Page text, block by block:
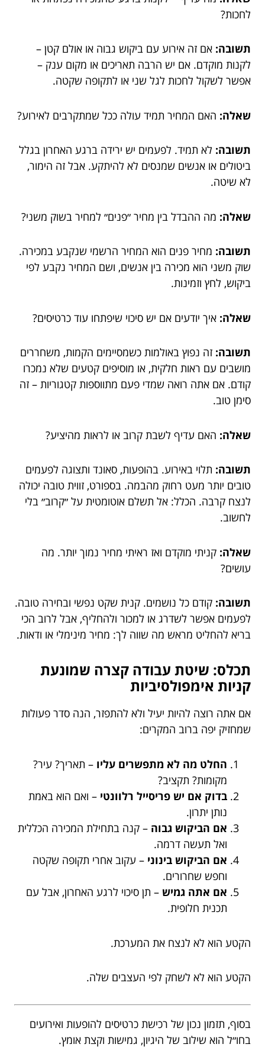
לחכות?
תשובה: אם זה אירוע עם ביקוש גבוה או אולם קטן –
לקנות מוקדם. אם יש הרבה תאריכים או מקום ענק –
אפשר לשקול לחכות לגל שני או לתקופה שקטה.
שאלה: האם המחיר תמיד עולה ככל שמתקרבים לאירוע?
תשובה: לא תמיד. לפעמים יש ירידה ברגע האחרון בגלל
ביטולים או אנשים שמנסים לא להיתקע. אבל זה הימור,
לא שיטה.
שאלה: מה ההבדל בין מחיר ״פנים״ למחיר בשוק משני?
תשובה: מחיר פנים הוא המחיר הרשמי שנקבע במכירה.
שוק משני הוא מכירה בין אנשים, ושם המחיר נקבע לפי
ביקוש, לחץ וזמינות.
שאלה: איך יודעים אם יש סיכוי שיפתחו עוד כרטיסים?
תשובה: זה נפוץ באולמות כשמסיימים הקמות, משחררים
מושבים עם ראות חלקית, או מוסיפים קטעים שלא נמכרו
קודם. אם אתה רואה שמדי פעם מתווספות קטגוריות – זה
סימן טוב.
שאלה: האם עדיף לשבת קרוב או לראות מהיציע?
תשובה: תלוי באירוע. בהופעות, סאונד ותצוגה לפעמים
טובים יותר מעט רחוק מהבמה. בספורט, זווית טובה יכולה
לנצח קרבה. הכלל: אל תשלם אוטומטית על ״קרוב״ בלי
לחשוב.
שאלה: קניתי מוקדם ואז ראיתי מחיר נמוך יותר. מה
עושים?
תשובה: קודם כל נושמים. קנית שקט נפשי ובחירה טובה.
לפעמים אפשר לשדרג או למכור ולהחליף, אבל לרוב הכי
בריא להחליט מראש מה שווה לך: מחיר מינימלי או ודאות.
תכלס: שיטת עבודה קצרה שמונעת
קניות אימפולסיביות
אם אתה רוצה להיות יעיל ולא להתפזר, הנה סדר פעולות
שמחזיק יפה ברוב המקרים:
החלט מה לא מתפשרים עליו – תאריך? עיר?
מקומות? תקציב?
בדוק אם יש פריסייל רלוונטי – ואם הוא באמת
נותן יתרון.
אם הביקוש גבוה – קנה בתחילת המכירה הכללית
ואל תעשה דרמה.
אם הביקוש בינוני – עקוב אחרי תקופה שקטה
וחפש שחרורים.
אם אתה גמיש – תן סיכוי לרגע האחרון, אבל עם
תכנית חלופית.
הקטע הוא לא לנצח את המערכת.
הקטע הוא לא לשחק לפי העצבים שלה.
בסוף, תזמון נכון של רכישת כרטיסים להופעות ואירועים
בחו״ל הוא שילוב של היגיון, גמישות וקצת אומץ.